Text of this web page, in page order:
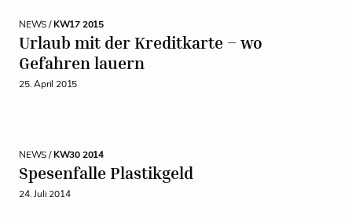
NEWS /KW17 2015
Urlaub mit der Kreditkarte – wo
Gefahren lauern
25. April 2015
NEWS /KW30 2014
Spesenfalle Plastikgeld
24. Juli 2014